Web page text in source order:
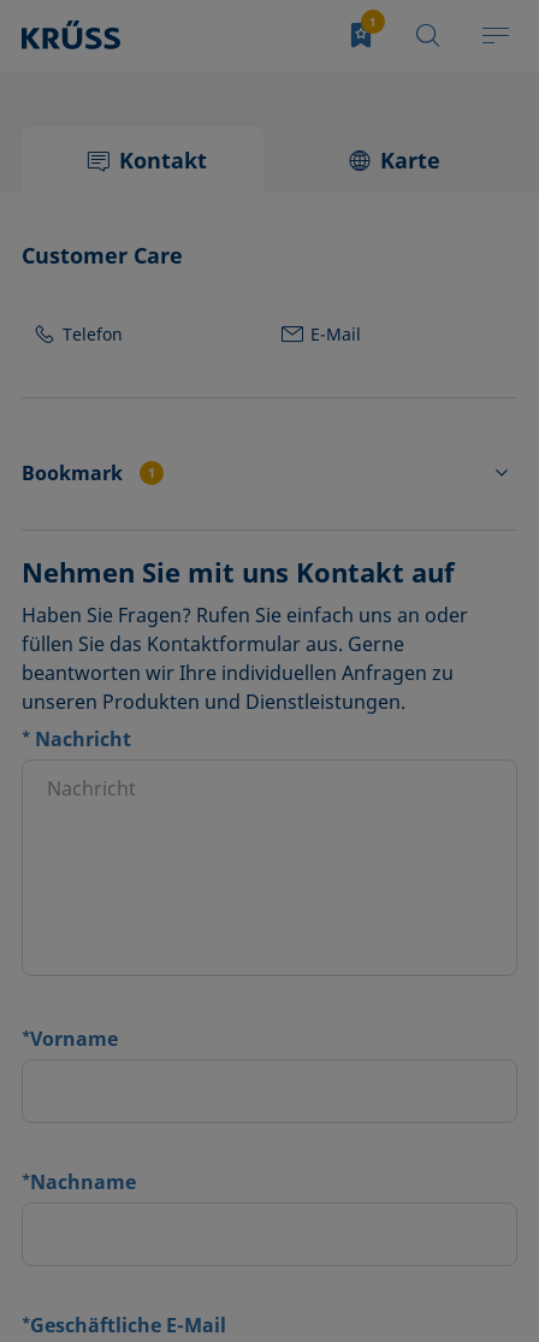
Kontakt Karte
Customer Care
Telefon E-Mail
Bookmark 1
Nehmen Sie mit uns Kontakt auf
Haben Sie Fragen? Rufen Sie einfach uns an oder
füllen Sie das Kontaktformular aus. Gerne
beantworten wir Ihre individuellen Anfragen zu
unseren Produkten und Dienstleistungen.
* Nachricht
*Vorname
*Nachname
*Geschäftliche E-Mail